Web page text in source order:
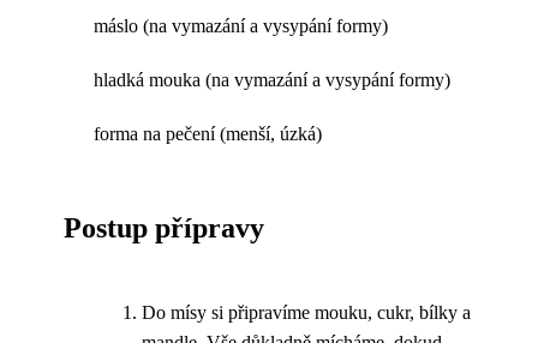
máslo (na vymazání a vysypání formy)
hladká mouka (na vymazání a vysypání formy)
forma na pečení (menší, úzká)
Postup přípravy
Do mísy si připravíme mouku, cukr, bílky a